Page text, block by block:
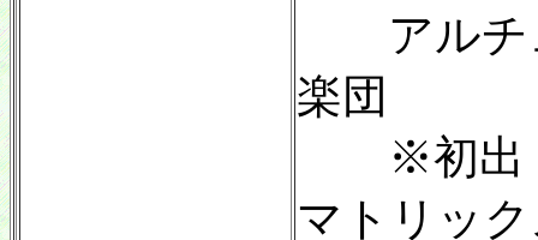
アルチュ
楽団
※初出：
マトリック